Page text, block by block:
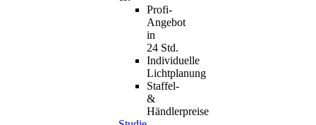
Profi-
Angebot
in
24 Std.
Individuelle
Lichtplanung
Staffel-
&
Händlerpreise